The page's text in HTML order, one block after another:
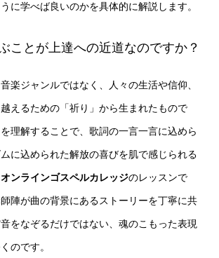
に学べば良いのかを具体的に解説します。
ことが上達への近道なのですか？
楽ジャンルではなく、人々の生活や信仰、
えるための「祈り」から生まれたもので
理解することで、歌詞の一言一言に込めら
に込められた解放の喜びを肌で感じられる
オンラインゴスペルカレッジのレッスンで
陣が曲の背景にあるストーリーを丁寧に共
をなぞるだけではない、魂のこもった表現
のです。